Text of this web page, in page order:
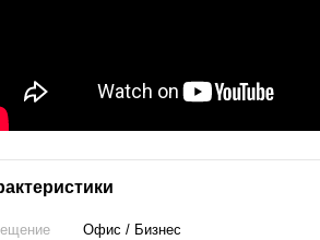
Офис / Бизнес